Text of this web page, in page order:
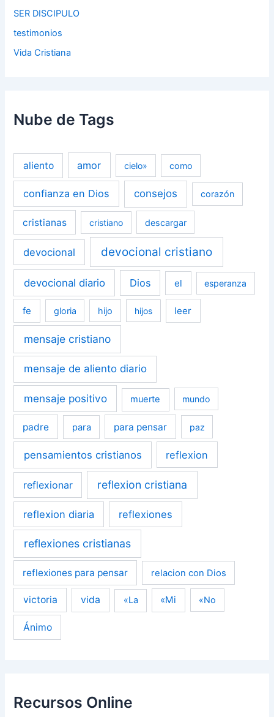
SER DISCIPULO
testimonios
Vida Cristiana
Nube de Tags
aliento amor cielo» como
confianza en Dios consejos corazón
cristianas cristiano descargar
devocional devocional cristiano
devocional diario Dios el esperanza
fe gloria hijo hijos leer
mensaje cristiano
mensaje de aliento diario
mensaje positivo muerte mundo
padre para para pensar paz
pensamientos cristianos reflexion
reflexionar reflexion cristiana
reflexion diaria reflexiones
reflexiones cristianas
reflexiones para pensar relacion con Dios
victoria vida «La «Mi «No
Ánimo
Recursos Online